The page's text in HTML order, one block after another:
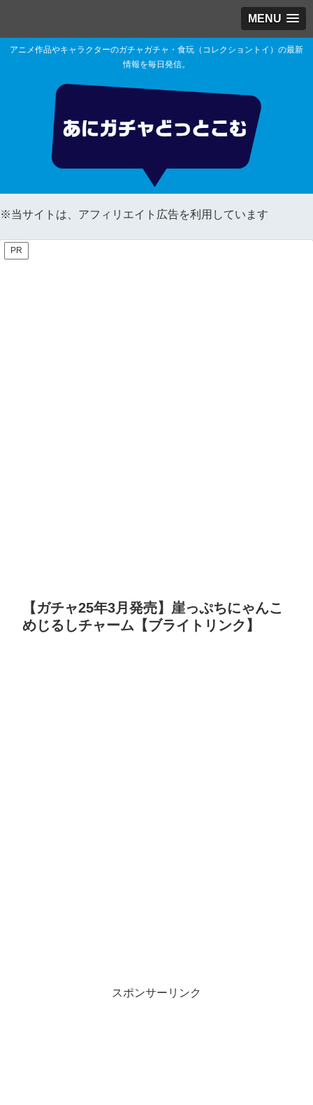
MENU
アニメ作品やキャラクターのガチャガチャ・食玩（コレクショントイ）の最新
情報を毎日発信。
※当サイトは、アフィリエイト広告を利用しています
PR
【ガチャ25年3月発売】崖っぷちにゃんこ
めじるしチャーム【ブライトリンク】
スポンサーリンク